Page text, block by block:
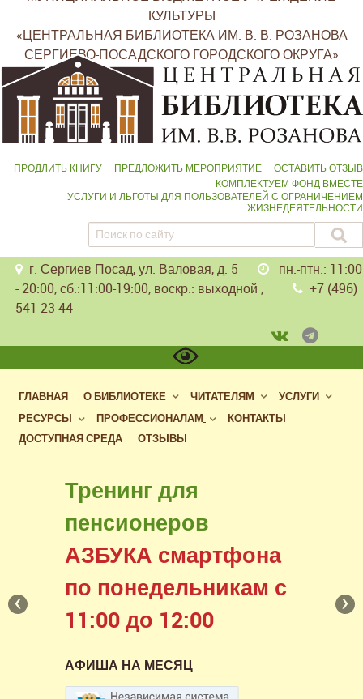
КУЛЬТУРЫ
«ЦЕНТРАЛЬНАЯ БИБЛИОТЕКА ИМ. В. В. РОЗАНОВА
СЕРГИЕВО-ПОСАДСКОГО ГОРОДСКОГО ОКРУГА»
ПРОДЛИТЬ КНИГУ ПРЕДЛОЖИТЬ МЕРОПРИЯТИЕ
ОСТАВИТЬ ОТЗЫВ
КОМПЛЕКТУЕМ ФОНД ВМЕСТЕ
УСЛУГИ И ЛЬГОТЫ ДЛЯ ПОЛЬЗОВАТЕЛЕЙ С ОГРАНИЧЕНИЕМ
ЖИЗНЕДЕЯТЕЛЬНОСТИ
г. Сергиев Посад, ул. Валовая, д. 5
пн.-птн.: 11:00
- 20:00, сб.:11:00-19:00, воскр.: выходной ,
+7 (496)
541-23-44
ГЛАВНАЯ О БИБЛИОТЕКЕ ЧИТАТЕЛЯМ
УСЛУГИ
РЕСУРСЫ
ПРОФЕССИОНАЛАМ
КОНТАКТЫ
ДОСТУПНАЯ СРЕДА
ОТЗЫВЫ
Бесплатный доступ
к фондам российских
библиотек
в нашем читальном зале
АФИША НА МЕСЯЦ
Тренинг для
пенсионеров
АЗБУКА смартфона
по понедельникам с
11:00 до 12:00
АФИША НА МЕСЯЦ
›
‹